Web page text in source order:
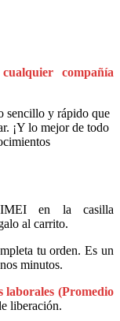
compañía
sencillo y rápido que
¡Y lo mejor de todo
IMEI en la casilla
al carrito.
tu orden. Es un
minutos.
laborales (Promedio
liberación.